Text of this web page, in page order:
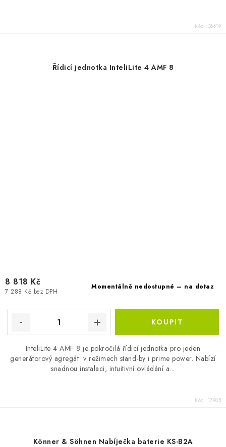
Kód: 38619
Řídicí jednotka InteliLite 4 AMF 8
Momentálně nedostupné – na dotaz
7 288 Kč bez DPH
8 818 Kč
InteliLite 4 AMF 8 je pokročilá řídicí jednotka pro jeden
generátorový agregát v režimech stand-by i prime power. Nabízí
snadnou instalaci, intuitivní ovládání a...
Kód: 17905
Könner & Söhnen Nabíječka baterie KS-B2A